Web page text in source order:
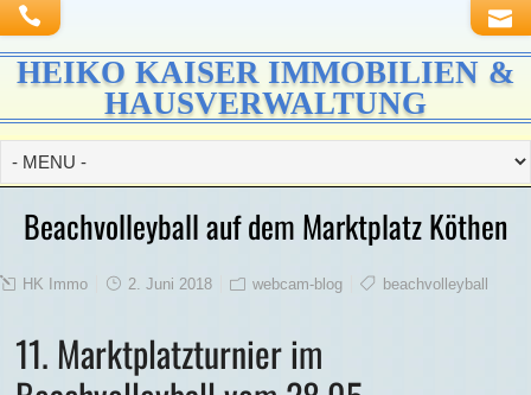
HEIKO KAISER IMMOBILIEN &
HAUSVERWALTUNG
Beachvolleyball auf dem Marktplatz Köthen
HK Immo 2. Juni 2018 webcam-blog beachvolleyball
11. Marktplatzturnier im